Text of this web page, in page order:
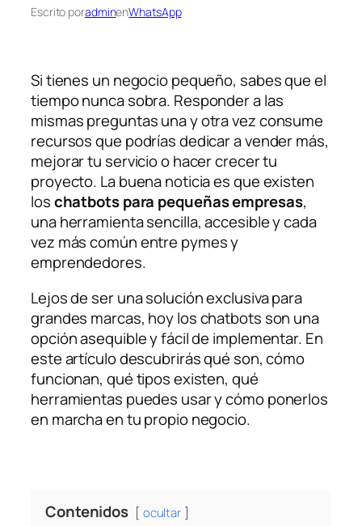
Escrito poradminenWhatsApp
Si tienes un negocio pequeño, sabes que el
tiempo nunca sobra. Responder a las
mismas preguntas una y otra vez consume
recursos que podrías dedicar a vender más,
mejorar tu servicio o hacer crecer tu
proyecto. La buena noticia es que existen
loschatbots para pequeñas empresas,
una herramienta sencilla, accesible y cada
vez más común entre pymes y
emprendedores.
Lejos de ser una solución exclusiva para
grandes marcas, hoy los chatbots son una
opción asequible y fácil de implementar. En
este artículo descubrirás qué son, cómo
funcionan, qué tipos existen, qué
herramientas puedes usar y cómo ponerlos
en marcha en tu propio negocio.
Contenidos ocultar